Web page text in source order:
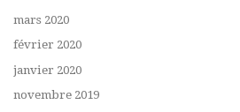
mars 2020
février 2020
janvier 2020
novembre 2019